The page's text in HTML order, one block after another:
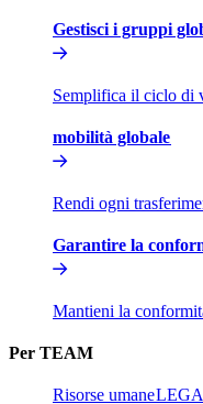
Gestisci i gruppi
Semplifica il ciclo di
mobilità globale​​
Rendi ogni
Garantire la
Mantieni la
Per TEAM​​
Risorse umane​​